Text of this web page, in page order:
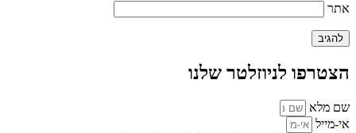
אתר
הצטרפו לניוזלטר שלנו
שם מלא
אי-מייל